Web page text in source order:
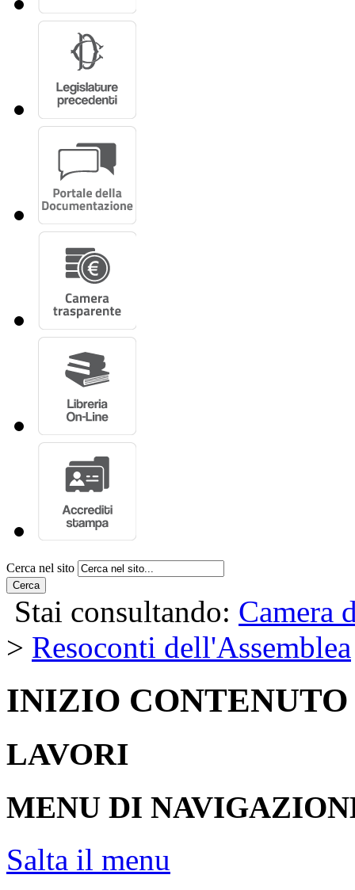
Cerca nel sito
Cerca
Stai consultando: Camera
> Resoconti dell'Assemblea
INIZIO CONTENUTO
LAVORI
MENU DI
Salta il menu